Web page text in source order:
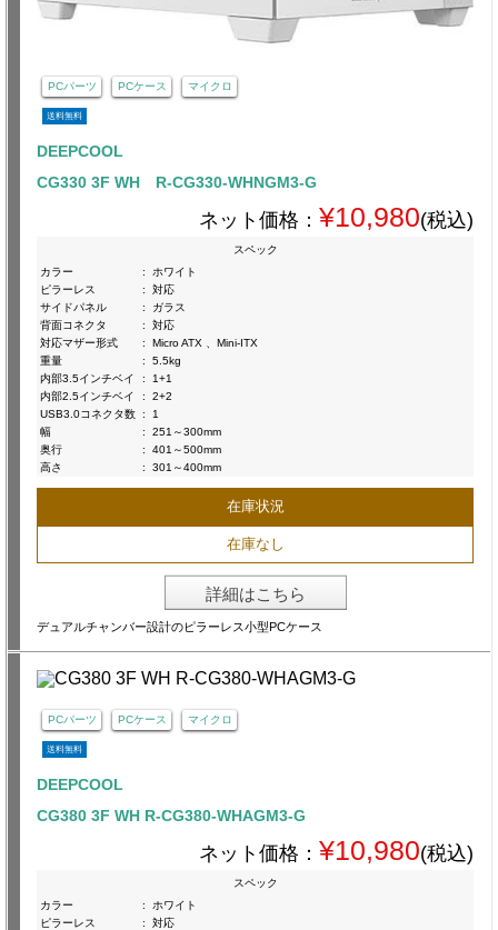
PCパーツ PCケース マイクロ
送料無料
DEEPCOOL
CG330 3F WH R-CG330-WHNGM3-G
ネット価格： ¥10,980(税込)
スペック
カラー
:
ホワイト
ピラーレス
:
対応
サイドパネル
:
ガラス
背面コネクタ
:
対応
対応マザー形式
:
Micro ATX 、Mini-ITX
重量
:
5.5kg
内部3.5インチベイ
:
1+1
内部2.5インチベイ
:
2+2
USB3.0コネクタ数 :
1
幅
:
251～300mm
奥行
:
401～500mm
高さ
: 301～400mm
在庫状況
在庫なし
詳細はこちら
デュアルチャンバー設計のピラーレス小型PCケース
PCパーツ PCケース マイクロ
送料無料
DEEPCOOL
CG380 3F WH R-CG380-WHAGM3-G
ネット価格： ¥10,980(税込)
スペック
カラー
:
ホワイト
ピラーレス
:
対応